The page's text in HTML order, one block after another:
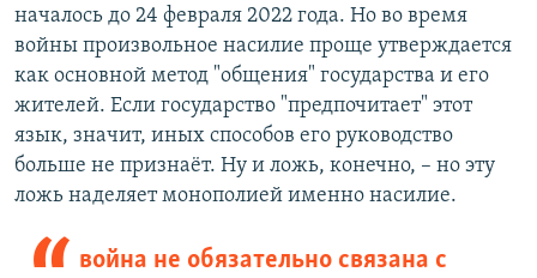
началось до 24 февраля 2022 года. Но во время
войны произвольное насилие проще утверждается
как основной метод "общения" государства и его
жителей. Если государство "предпочитает" этот
язык, значит, иных способов его руководство
больше не признаёт. Ну и ложь, конечно, – но эту
ложь наделяет монополией именно насилие.
война не обязательно связана с